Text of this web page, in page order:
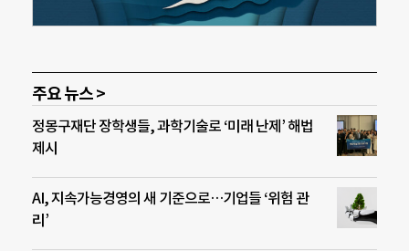
주요 뉴스 >
정몽구재단 장학생들, 과학기술로 ‘미래 난제’ 해법
제시
AI, 지속가능경영의 새 기준으로…기업들 ‘위험 관
리’